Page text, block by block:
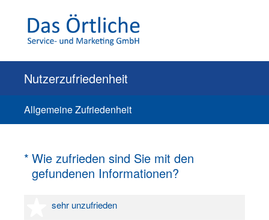
Nutzerzufriedenheit
Allgemeine Zufriedenheit
* Wie zufrieden sind Sie mit den
gefundenen Informationen?
(Erforderlich.)
sehr unzufrieden
1 Stern